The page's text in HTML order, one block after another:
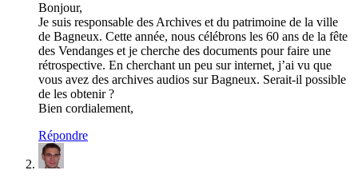
Bonjour,
Je suis responsable des Archives et du patrimoine de la ville
de Bagneux. Cette année, nous célébrons les 60 ans de la fête
des Vendanges et je cherche des documents pour faire une
rétrospective. En cherchant un peu sur internet, j’ai vu que
vous avez des archives audios sur Bagneux. Serait-il possible
de les obtenir ?
Bien cordialement,
Répondre